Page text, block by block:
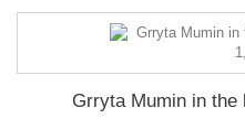
Grryta Mumin in